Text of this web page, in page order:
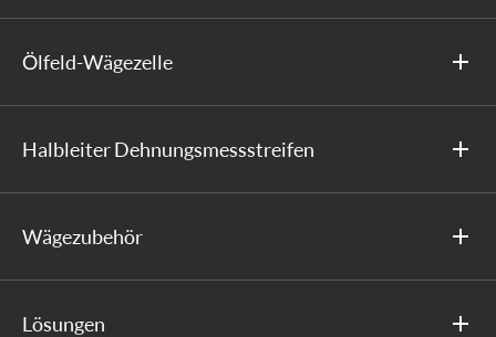
Ölfeld-Wägezelle
Halbleiter Dehnungsmessstreifen
Wägezubehör
Lösungen